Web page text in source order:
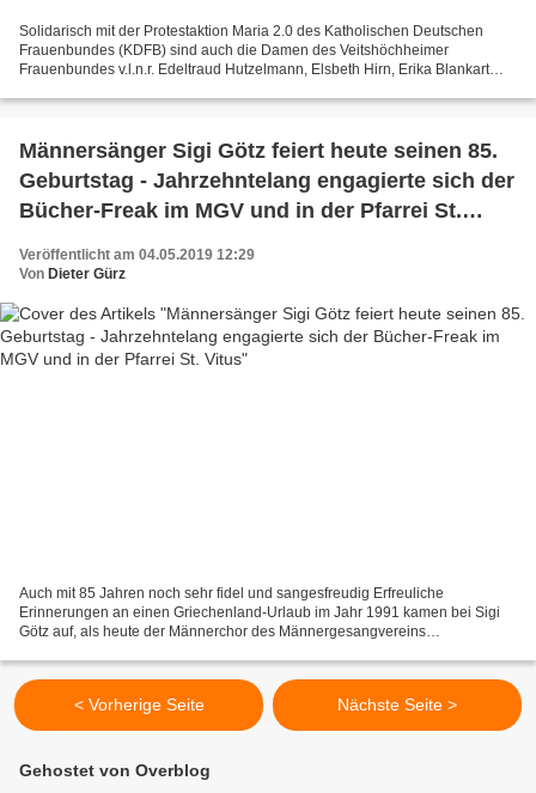
Solidarisch mit der Protestaktion Maria 2.0 des Katholischen Deutschen
Frauenbundes (KDFB) sind auch die Damen des Veitshöchheimer
Frauenbundes v.l.n.r. Edeltraud Hutzelmann, Elsbeth Hirn, Erika Blankart
Männersänger Sigi Götz feiert heute seinen 85.
Geburtstag - Jahrzehntelang engagierte sich der
Bücher-Freak im MGV und in der Pfarrei St.
Veröffentlicht am 04.05.2019 12:29
Von Dieter Gürz
Auch mit 85 Jahren noch sehr fidel und sangesfreudig Erfreuliche
Erinnerungen an einen Griechenland-Urlaub im Jahr 1991 kamen bei Sigi
Götz auf, als heute der Männerchor des Männergesangvereins
< Vorherige Seite Nächste Seite >
Gehostet von Overblog